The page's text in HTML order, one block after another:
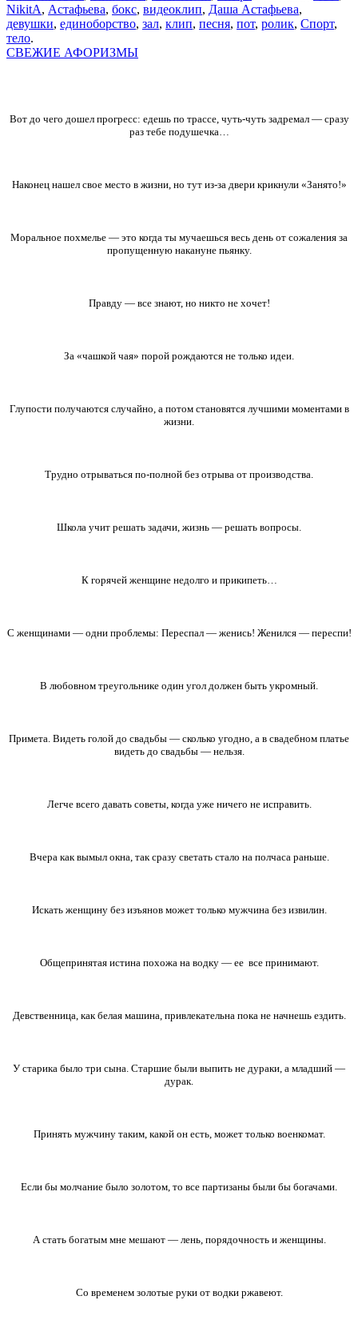
NikitA, Астафьева, бокс, видеоклип, Даша Астафьева,
девушки, единоборство, зал, клип, песня, пот, ролик, Спорт,
тело.
СВЕЖИЕ АФОРИЗМЫ
Вот до чего дошел прогресс: едешь по трассе, чуть-чуть задремал — сразу
раз тебе подушечка…
Наконец нашел свое место в жизни, но тут из-за двери крикнули «Занято!»
Моральное похмелье — это когда ты мучаешься весь день от сожаления за
пропущенную накануне пьянку.
Правду — все знают, но никто не хочет!
За «чашкой чая» порой рождаются не только идеи.
Глупости получаются случайно, а потом становятся лучшими моментами в
жизни.
Трудно отрываться по-полной без отрыва от производства.
Школа учит решать задачи, жизнь — решать вопросы.
К горячей женщине недолго и прикипеть…
С женщинами — одни проблемы: Переспал — женись! Женился — переспи!
В любовном треугольнике один угол должен быть укромный.
Примета. Видеть голой до свадьбы — сколько угодно, а в свадебном платье
видеть до свадьбы — нельзя.
Легче всего давать советы, когда уже ничего не исправить.
Вчера как вымыл окна, так сразу светать стало на полчаса раньше.
Искать женщину без изъянов может только мужчина без извилин.
Общепринятая истина похожа на водку — ее все принимают.
Девственница, как белая машина, привлекательна пока не начнешь ездить.
У старика было три сына. Старшие были выпить не дураки, а младший —
дурак.
Принять мужчину таким, какой он есть, может только военкомат.
Если бы молчание было золотом, то все партизаны были бы богачами.
А стать богатым мне мешают — лень, порядочность и женщины.
Со временем золотые руки от водки ржавеют.